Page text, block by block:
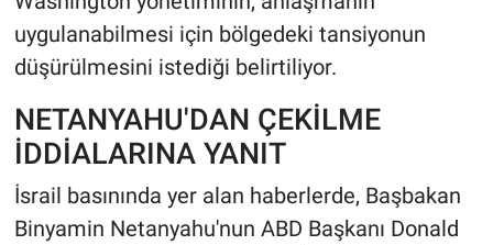
uygulanabilmesi için bölgedeki tansiyonun
düşürülmesini istediği belirtiliyor.
NETANYAHU'DAN ÇEKİLME
İDDİALARINA YANIT
İsrail basınında yer alan haberlerde, Başbakan
Binyamin Netanyahu'nun ABD Başkanı Donald